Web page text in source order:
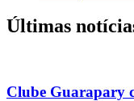
Últimas
Clube Guarapary